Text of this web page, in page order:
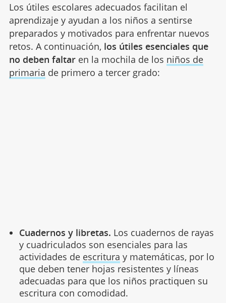
Los útiles escolares adecuados facilitan el
aprendizaje y ayudan a los niños a sentirse
preparados y motivados para enfrentar nuevos
retos. A continuación, los útiles esenciales que
no deben faltaren la mochila de los niños de
primaria de primero a tercer grado:
Cuadernos y libretas. Los cuadernos de rayas
y cuadriculados son esenciales para las
actividades de escritura y matemáticas, por lo
que deben tener hojas resistentes y líneas
adecuadas para que los niños practiquen su
escritura con comodidad.